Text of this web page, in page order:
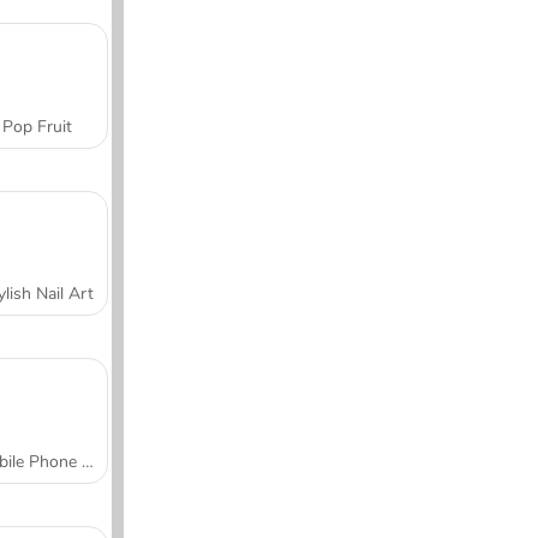
Pop Fruit
Nail Art
Mobile Phone Case Design & DIY